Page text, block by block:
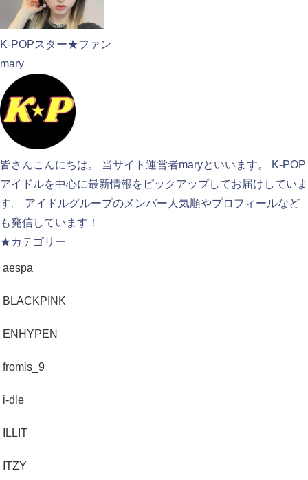
K-POPスター★ファン
mary
皆さんこんにちは。 当サイト運営者maryといいます。 K-POP
アイドルを中心に最新情報をピックアップしてお届けしていま
す。 アイドルグループのメンバー人気順やプロフィールなど
も発信しています！
★カテゴリー
aespa
BLACKPINK
ENHYPEN
fromis_9
i-dle
ILLIT
ITZY